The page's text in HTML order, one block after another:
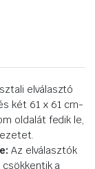
elválasztó
két 61 x 61 cm-
oldalát fedik le,
Az elválasztók
a